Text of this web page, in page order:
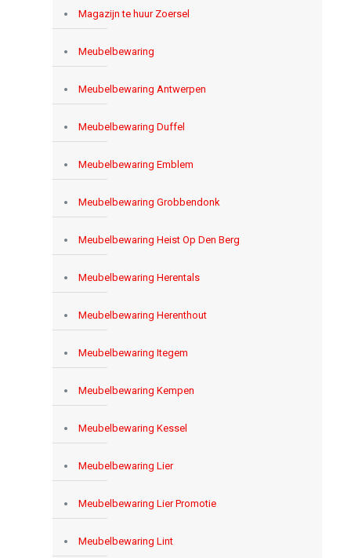
Magazijn te huur Zoersel
Meubelbewaring
Meubelbewaring Antwerpen
Meubelbewaring Duffel
Meubelbewaring Emblem
Meubelbewaring Grobbendonk
Meubelbewaring Heist Op Den Berg
Meubelbewaring Herentals
Meubelbewaring Herenthout
Meubelbewaring Itegem
Meubelbewaring Kempen
Meubelbewaring Kessel
Meubelbewaring Lier
Meubelbewaring Lier Promotie
Meubelbewaring Lint